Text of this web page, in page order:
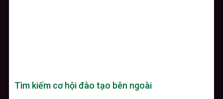
Tìm kiếm cơ hội đào tạo bên ngoài